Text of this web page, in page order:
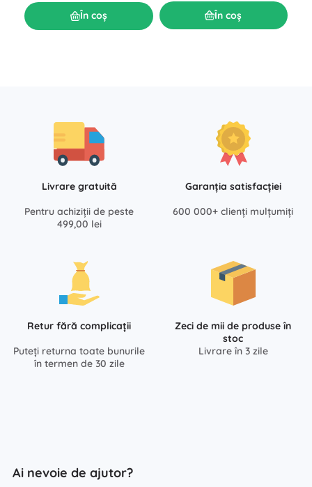
În coș În coș
Livrare gratuită
Pentru achiziții de peste
499,00 lei
Garanția satisfacției
600 000+ clienți mulțumiți
Retur fără complicații
Puteți returna toate bunurile
în termen de 30 zile
Zeci de mii de produse în
stoc
Livrare în 3 zile
Ai nevoie de ajutor?